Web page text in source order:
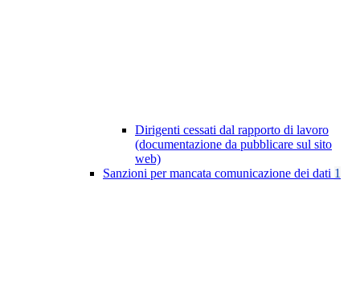
Dirigenti cessati dal rapporto di lavoro
(documentazione da pubblicare sul sito
web)
Sanzioni per mancata comunicazione dei dati 1